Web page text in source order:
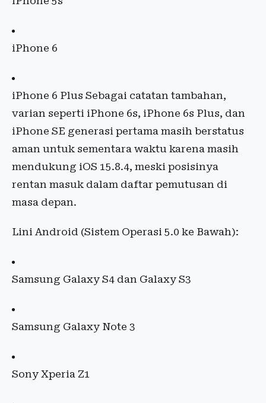
iPhone 6
iPhone 6 Plus Sebagai catatan tambahan,
varian seperti iPhone 6s, iPhone 6s Plus, dan
iPhone SE generasi pertama masih berstatus
aman untuk sementara waktu karena masih
mendukung iOS 15.8.4, meski posisinya
rentan masuk dalam daftar pemutusan di
masa depan.
Lini Android (Sistem Operasi 5.0 ke Bawah):
Samsung Galaxy S4 dan Galaxy S3
Samsung Galaxy Note 3
Sony Xperia Z1